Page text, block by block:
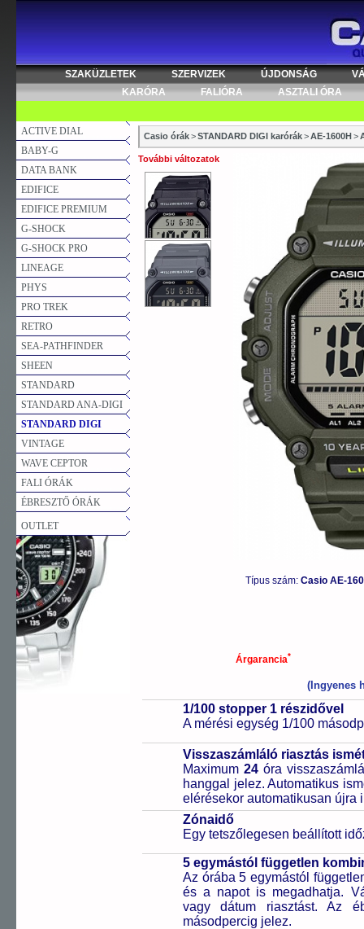
SZAKÜZLETEK SZERVIZEK ÚJDONSÁG
KARÓRA
FALIÓRA ASZTALI ÓRA
ACTIVE DIAL
BABY-G
DATA BANK
EDIFICE
EDIFICE PREMIUM
G-SHOCK
G-SHOCK PRO
LINEAGE
PHYS
PRO TREK
RETRO
SEA-PATHFINDER
SHEEN
STANDARD
STANDARD ANA-DIGI
STANDARD DIGI
VINTAGE
WAVE CEPTOR
FALI ÓRÁK
ÉBRESZTŐ ÓRÁK
OUTLET
Casio órák>STANDARD DIGI karórák>AE-1600H>
További változatok
Típus szám: Casio AE-
Árgarancia*
(Ingyenes
1/100 stopper 1 részidővel
A mérési egység 1/100
Visszaszámláló riasztás
Maximum24 óra
hanggal jelez. Automatikus
elérésekor automatikusan újra
Zónaidő
Egy tetszőlegesen beállított
5 egymástól független
Az órába 5 egymástól
és a napot is megadhatja.
vagy dátum riasztást. Az
másodpercig jelez.